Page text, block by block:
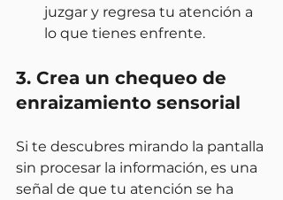
juzgar y regresa tu atención a
lo que tienes enfrente.
3. Crea un chequeo de
enraizamiento sensorial
Si te descubres mirando la pantalla
sin procesar la información, es una
señal de que tu atención se ha